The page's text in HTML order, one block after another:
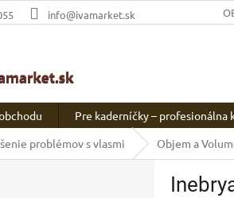
info@ivamarket.sk
Pre kaderníčky – profesionálna
problémov s vlasmi Objem a